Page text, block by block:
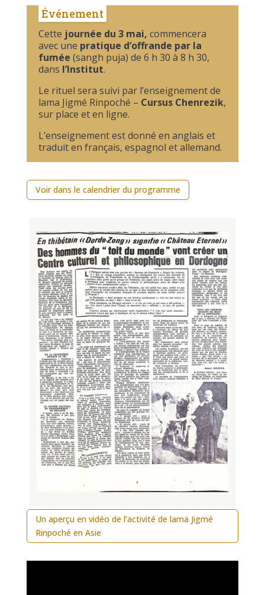
Événement
Cette journée du 3 mai, commencera
avec une pratique d’offrande par la
fumée (sangh puja) de 6 h 30 à 8 h 30,
dans l’Institut.
Le rituel sera suivi par l’enseignement de
lama Jigmé Rinpoché – Cursus Chenrezik,
sur place et en ligne.
L’enseignement est donné en anglais et
traduit en français, espagnol et allemand.
Voir dans le calendrier du programme
Un aperçu en vidéo de l’activité de lama Jigmé
Rinpoché en Asie